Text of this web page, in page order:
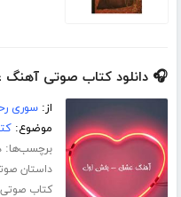
🎧 دانلود کتاب صوتی
از:سوری
موضوع:
برچسب‌ها:
داستان
کتاب